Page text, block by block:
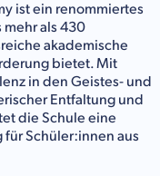
ist ein renommiertes
mehr als 430
akademische
bietet. Mit
in den Geistes- und
Entfaltung und
die Schule eine
Schüler:innen aus